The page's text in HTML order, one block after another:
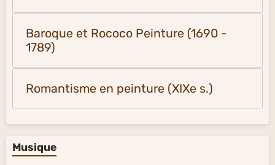
Baroque et Rococo Peinture (1690 -
1789)
Romantisme en peinture (XIXe s.)
Musique